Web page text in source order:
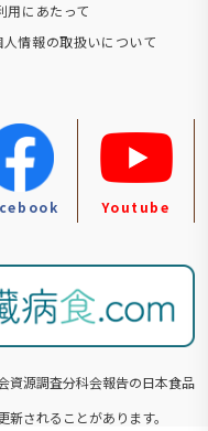
用にあたって
人情報の取扱いについて
Youtube
資源調査分科会報告の⽇本食品
されることがあります。